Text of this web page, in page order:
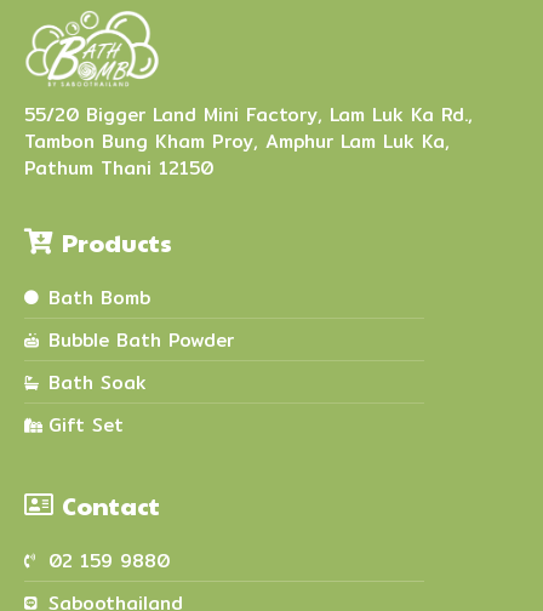
55/20 Bigger Land Mini Factory, Lam Luk Ka Rd.,
Tambon Bung Kham Proy, Amphur Lam Luk Ka,
Pathum Thani 12150
Products
Bath Bomb
Bubble Bath Powder
Bath Soak
Gift Set
Contact
02 159 9880
Saboothailand